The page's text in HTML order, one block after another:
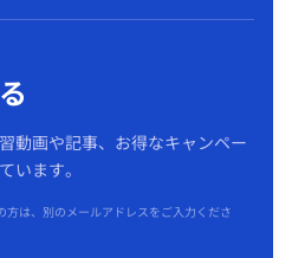
動画や記事、お得なキャンペー
います。
方は、別のメールアドレスをご入力くださ